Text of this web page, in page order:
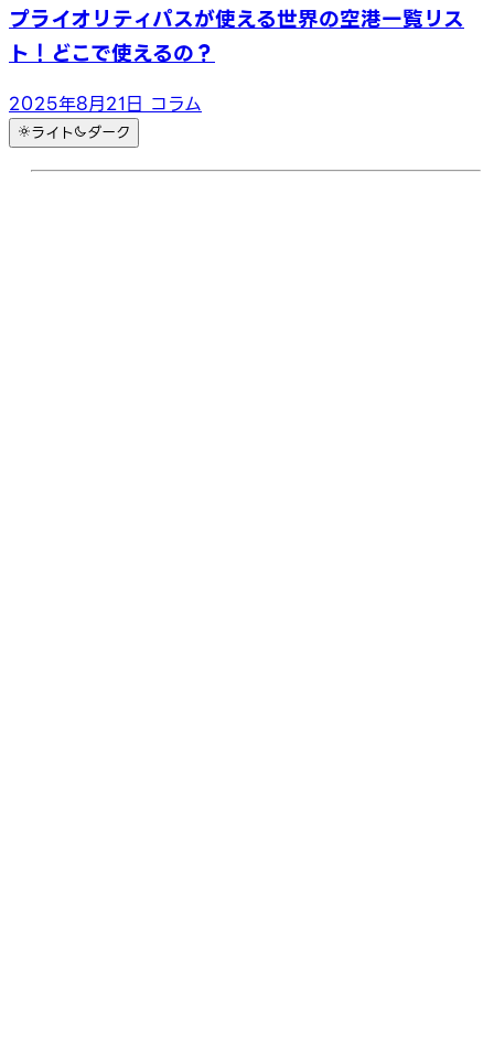
プライオリティパスが使える世界の空港一覧リス
ト！どこで使えるの？
2025年8月21日 コラム
ライト ダーク